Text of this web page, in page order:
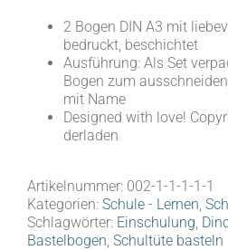
2 Bogen DIN A3 mit
bedruckt, beschichtet
Ausführung: Als Set
Bogen zum
mit Name
Designed with love!
derladen
Artikelnummer: 002-1-1-1-1-1
Kategorien: Schule - Lernen
Schlagwörter: Einschulung
Bastelbogen Schultüte basteln